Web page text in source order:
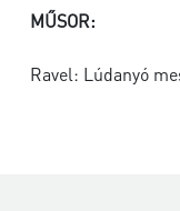
MŰSOR:
Ravel: Lúdanyó